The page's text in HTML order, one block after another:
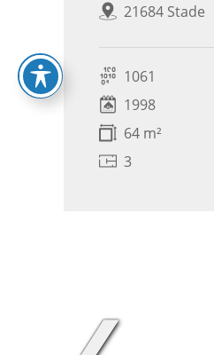
21684 Stade
1061
1998
64 m²
3